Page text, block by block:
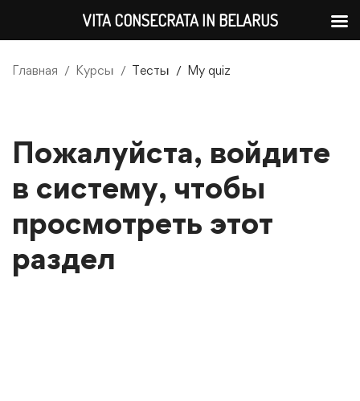
Главная Курсы Тесты My quiz
Пожалуйста, войдите
в систему, чтобы
просмотреть этот
раздел
VITA CONSECRATA IN BELARUS